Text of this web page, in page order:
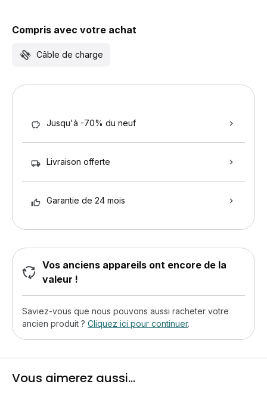
Compris avec votre achat
Câble de charge
Jusqu'à -70% du neuf
Livraison offerte
Garantie de 24 mois
Vos anciens appareils ont encore de la
valeur !
Saviez-vous que nous pouvons aussi racheter votre
ancien produit ? Cliquez ici pour continuer.
Vous aimerez aussi...